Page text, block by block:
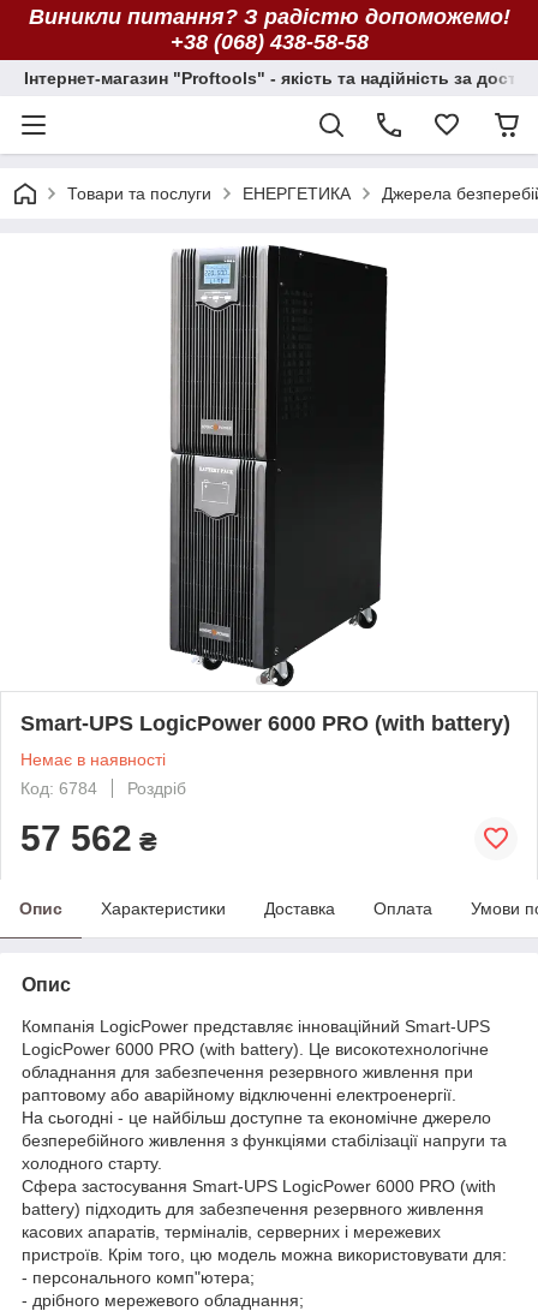
Виникли питання? З радістю допоможемо!
+38 (068) 438-58-58
Інтернет-магазин "Proftools" - якість та надійність за
Товари та послуги ЕНЕРГЕТИКА Джерела
Smart-UPS LogicPower 6000 PRO (with battery)
Немає в наявності
Код: 6784
Роздріб
57 562 ₴
Опис Характеристики Доставка Оплата Умови
Опис
Компанія LogicPower представляє інноваційний Smart-UPS
LogicPower 6000 PRO (with battery). Це високотехнологічне
обладнання для забезпечення резервного живлення при
раптовому або аварійному відключенні електроенергії.
На сьогодні - це найбільш доступне та економічне джерело
безперебійного живлення з функціями стабілізації напруги та
холодного старту.
Сфера застосування Smart-UPS LogicPower 6000 PRO (with
battery) підходить для забезпечення резервного живлення
касових апаратів, терміналів, серверних і мережевих
пристроїв. Крім того, цю модель можна використовувати для:
- персонального комп"ютера;
- дрібного мережевого обладнання;